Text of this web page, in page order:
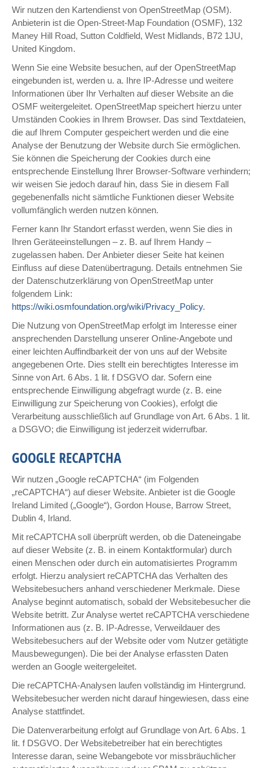
Wir nutzen den Kartendienst von OpenStreetMap (OSM).
Anbieterin ist die Open-Street-Map Foundation (OSMF), 132
Maney Hill Road, Sutton Coldfield, West Midlands, B72 1JU,
United Kingdom.
Wenn Sie eine Website besuchen, auf der OpenStreetMap
eingebunden ist, werden u. a. Ihre IP-Adresse und weitere
Informationen über Ihr Verhalten auf dieser Website an die
OSMF weitergeleitet. OpenStreetMap speichert hierzu unter
Umständen Cookies in Ihrem Browser. Das sind Textdateien,
die auf Ihrem Computer gespeichert werden und die eine
Analyse der Benutzung der Website durch Sie ermöglichen.
Sie können die Speicherung der Cookies durch eine
entsprechende Einstellung Ihrer Browser-Software verhindern;
wir weisen Sie jedoch darauf hin, dass Sie in diesem Fall
gegebenenfalls nicht sämtliche Funktionen dieser Website
vollumfänglich werden nutzen können.
Ferner kann Ihr Standort erfasst werden, wenn Sie dies in
Ihren Geräteeinstellungen – z. B. auf Ihrem Handy –
zugelassen haben. Der Anbieter dieser Seite hat keinen
Einfluss auf diese Datenübertragung. Details entnehmen Sie
der Datenschutzerklärung von OpenStreetMap unter
folgendem Link:
https://wiki.osmfoundation.org/wiki/Privacy_Policy.
Die Nutzung von OpenStreetMap erfolgt im Interesse einer
ansprechenden Darstellung unserer Online-Angebote und
einer leichten Auffindbarkeit der von uns auf der Website
angegebenen Orte. Dies stellt ein berechtigtes Interesse im
Sinne von Art. 6 Abs. 1 lit. f DSGVO dar. Sofern eine
entsprechende Einwilligung abgefragt wurde (z. B. eine
Einwilligung zur Speicherung von Cookies), erfolgt die
Verarbeitung ausschließlich auf Grundlage von Art. 6 Abs. 1 lit.
a DSGVO; die Einwilligung ist jederzeit widerrufbar.
GOOGLE RECAPTCHA
Wir nutzen „Google reCAPTCHA“ (im Folgenden
„reCAPTCHA“) auf dieser Website. Anbieter ist die Google
Ireland Limited („Google“), Gordon House, Barrow Street,
Dublin 4, Irland.
Mit reCAPTCHA soll überprüft werden, ob die Dateneingabe
auf dieser Website (z. B. in einem Kontaktformular) durch
einen Menschen oder durch ein automatisiertes Programm
erfolgt. Hierzu analysiert reCAPTCHA das Verhalten des
Websitebesuchers anhand verschiedener Merkmale. Diese
Analyse beginnt automatisch, sobald der Websitebesucher die
Website betritt. Zur Analyse wertet reCAPTCHA verschiedene
Informationen aus (z. B. IP-Adresse, Verweildauer des
Websitebesuchers auf der Website oder vom Nutzer getätigte
Mausbewegungen). Die bei der Analyse erfassten Daten
werden an Google weitergeleitet.
Die reCAPTCHA-Analysen laufen vollständig im Hintergrund.
Websitebesucher werden nicht darauf hingewiesen, dass eine
Analyse stattfindet.
Die Datenverarbeitung erfolgt auf Grundlage von Art. 6 Abs. 1
lit. f DSGVO. Der Websitebetreiber hat ein berechtigtes
Interesse daran, seine Webangebote vor missbräuchlicher